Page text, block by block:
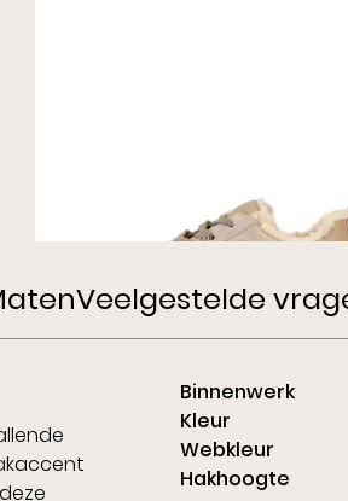
Veelgestelde
Binnenwerk
Kleur
Webkleur
Hakhoogte